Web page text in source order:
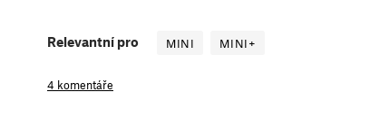
Relevantní pro MINI MINI+
4 komentáře